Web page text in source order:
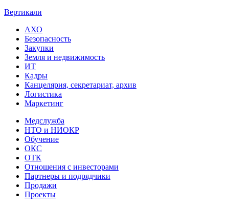
Вертикали
АХО
Безопасность
Закупки
Земля и недвижимость
ИТ
Кадры
Канцелярия, секретариат, архив
Логистика
Маркетинг
Медслужба
НТО и НИОКР
Обучение
ОКС
ОТК
Отношения с инвесторами
Партнеры и подрядчики
Продажи
Проекты